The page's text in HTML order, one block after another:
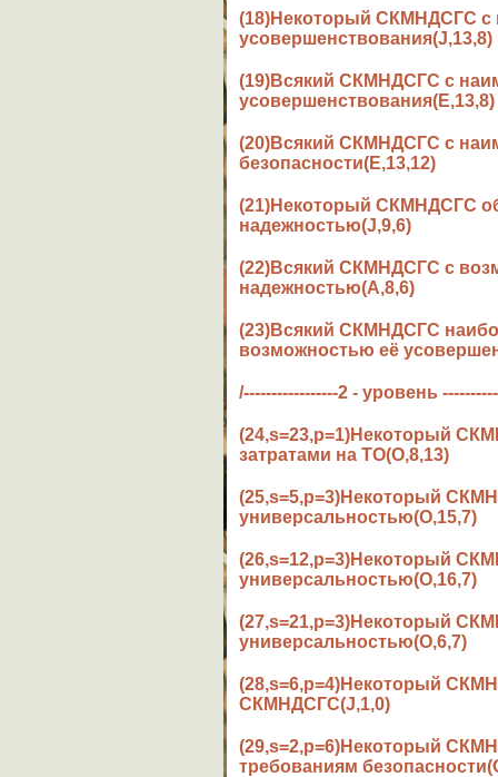
(18)Некоторый СКМНДСГС с
усовершенствования(J,13,8)
(19)Всякий СКМНДСГС с
усовершенствования(E,13,8)
(20)Всякий СКМНДСГС с
безопасности(E,13,12)
(21)Некоторый СКМНДСГС
надежностью(J,9,6)
(22)Всякий СКМНДСГС с
надежностью(A,8,6)
(23)Всякий СКМНДСГС
возможностью её
/-----------------2 - уровень
(24,s=23,p=1)Некоторый
затратами на ТО(O,8,13)
(25,s=5,p=3)Некоторый
универсальностью(O,15,7)
(26,s=12,p=3)Некоторый
универсальностью(O,16,7)
(27,s=21,p=3)Некоторый
универсальностью(O,6,7)
(28,s=6,p=4)Некоторый
СКМНДСГС(J,1,0)
(29,s=2,p=6)Некоторый
требованиям